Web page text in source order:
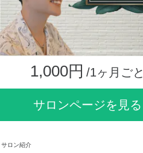
1,000円 /1ヶ月ごと
サロンページを見る
サロン紹介